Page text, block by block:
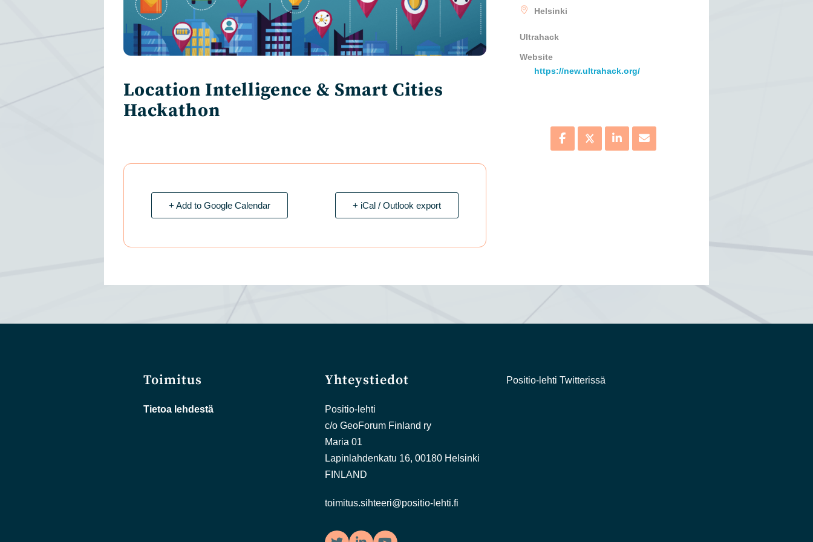
Location Intelligence & Smart Cities
Hackathon
+ Add to Google Calendar + iCal / Outlook export
Helsinki
Ultrahack
Website
https://new.ultrahack.org/
Toimitus
Tietoa lehdestä
Yhteystiedot
Positio-lehti
c/o GeoForum Finland ry
Maria 01
Lapinlahdenkatu 16, 00180 Helsinki
FINLAND
toimitus.sihteeri@positio-lehti.fi
Positio-lehti Twitterissä